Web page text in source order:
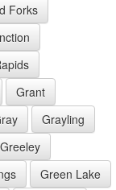
Forks
Grant
Grayling
Greeley
Green Lake